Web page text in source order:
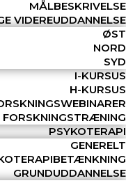
MÅLBESKRIVELSE
VIDEREUDDANNELSE
ØST
NORD
SYD
I-KURSUS
H-KURSUS
FORSKNINGSTRÆNING
PSYKOTERAPI
GENERELT
GRUNDUDDANNELSE